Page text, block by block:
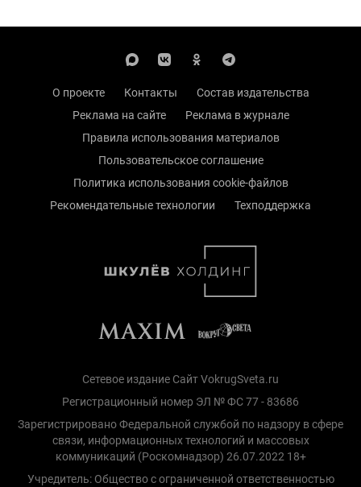
О проекте Контакты
Состав издательства
Реклама на сайте
Реклама в журнале
Правила использования материалов
Пользовательское соглашение
Политика использования cookie-файлов
Рекомендательные технологии
Техподдержка
Сетевое издание Сайт VokrugSveta.ru
Регистрационный номер ЭЛ № ФС 77 - 83686
Зарегистрировано Федеральной службой по надзору в сфере
связи, информационных технологий и массовых
коммуникаций (Роскомнадзор) 26.07.2022 18+
Учредитель: Общество с ограниченной ответственностью